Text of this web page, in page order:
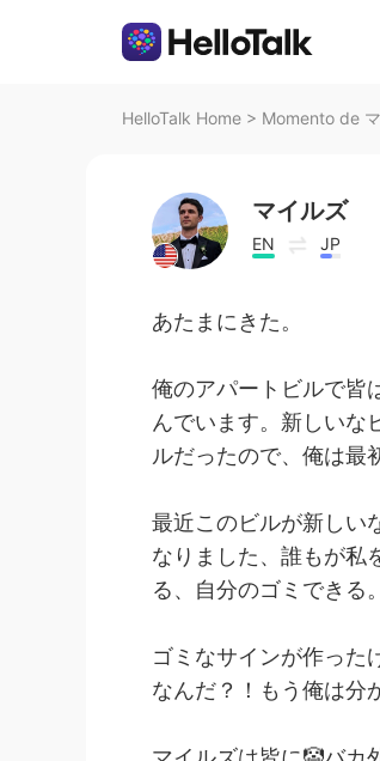
HelloTalk Home > Momento de
マイルズ
EN JP
あたまにきた。
俺のアパートビルで皆
んでいます。新しいな
ルだったので、俺は最
最近このビルが新しい
なりました、誰もが私
る、自分のゴミできる。
ゴミなサインが作った
なんだ？！もう俺は分